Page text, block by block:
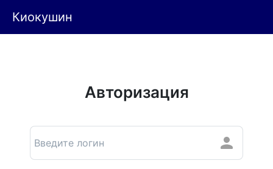
Киокушин
Авторизация